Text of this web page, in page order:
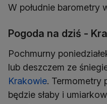
W południe barometry
Pogoda na dziś -
Pochmurny
lub deszczem ze
Krakowie. Termometry
będzie słaby i